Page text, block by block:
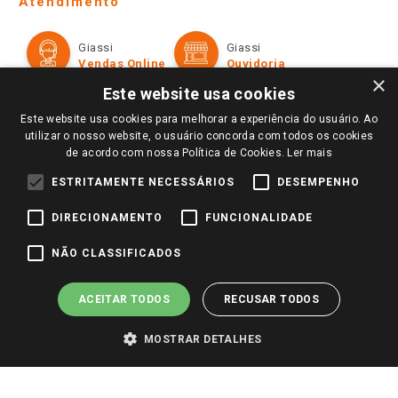
Televendas
Perguntas frequentes
Trabalhe Conosco
Identidade Visual
Formas de Pagamento
Políticas de entrega
Trocas e Devoluções
Giassi
Vendas Online
Giassi
Ouvidoria
Redes Sociais
Pagamento e Segurança
×
Este website usa cookies
Este website usa cookies para melhorar a experiência do usuário. Ao
utilizar o nosso website, o usuário concorda com todos os cookies
de acordo com nossa Política de Cookies. Ler mais
ESTRITAMENTE NECESSÁRIOS DESEMPENHO
DIRECIONAMENTO FUNCIONALIDADE
NÃO CLASSIFICADOS
ACEITAR TODOS RECUSAR TODOS
MOSTRAR DETALHES